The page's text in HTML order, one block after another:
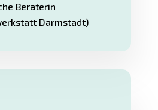
Beraterin
Darmstadt)